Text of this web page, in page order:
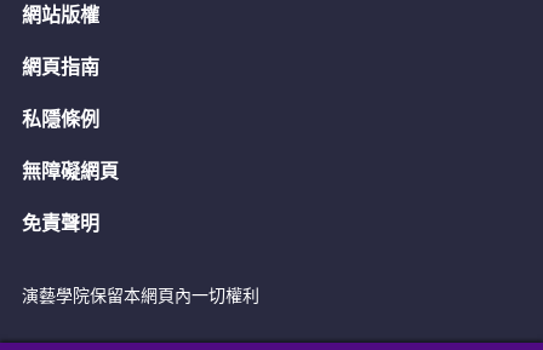
網站版權
網頁指南
私隱條例
無障礙網頁
免責聲明
演藝學院保留本網頁內一切權利